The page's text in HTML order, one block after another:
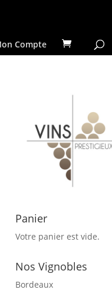
Compte
Panier
Votre panier est vide.
Nos Vignobles
Bordeaux